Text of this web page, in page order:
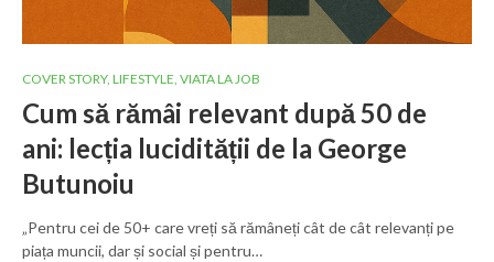
COVER STORY, LIFESTYLE, VIATA LA JOB
Cum să rămâi relevant după 50 de
ani: lecția lucidității de la George
Butunoiu
„Pentru cei de 50+ care vreți să rămâneți cât de cât relevanți pe
piața muncii, dar și social și pentru…